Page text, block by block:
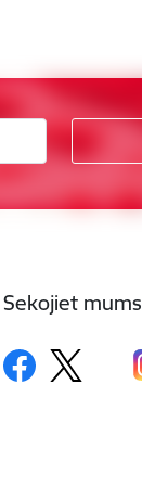
Sekojiet mums